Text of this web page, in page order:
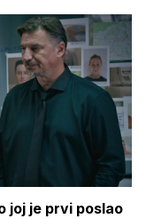
joj je prvi poslao